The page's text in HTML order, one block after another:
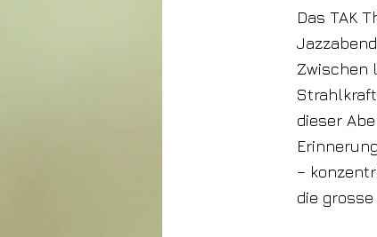
Das TAK
Zwischen
dieser
–
die